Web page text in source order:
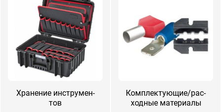
Хранение инс­тру­мен­
тов
Ком­плек­ту­ющие/рас­
ходные ма­тери­алы